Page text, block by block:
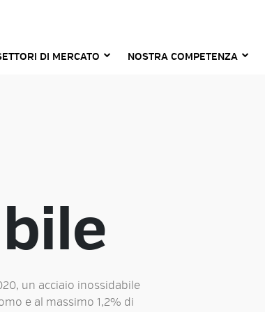
DI MERCATO NOSTRA COMPETENZA
un acciaio inossidabile
e al massimo 1,2% di